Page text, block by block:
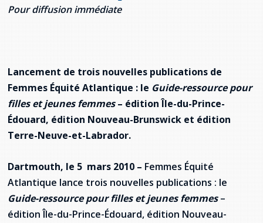
Jeux de la francophonie canadienne
Forum jeunesse pancanadien
Admission au barreau
Ressources documentaires
La Charte canadienne des droits et libertés
Lois fréquemment consultées
Commission des droits de la personne de
Terre-Neuve-et-Labrador
Acheter un véhicule neuf ou d'occasion ou
louer sur le long terme (leasing) un véhicule
neuf
Législation spéciale Covid-19
L'Aide juridique à Terre-Neuve-et-
Labrador
Qu'est-ce que l'Aide juridique ?
Bureaux de l'Aide juridique de Terre-Neuve-
et-Labrador
Répertoire des juristes d'expression
Règlement Quiz RVF 2021
Guide du système de santé à TNL
Santé mentale et dépendances
Société Santé en français (SSF)
Passeport Santé
Répertoire des professionnels de santé
Services en français
Pour diffusion immédiate
Lancement de trois nouvelles publications de
Femmes Équité Atlantique : le Guide-ressource pour
filles et jeunes femmes– édition Île-du-Prince-
Édouard, édition Nouveau-Brunswick et édition
Terre-Neuve-et-Labrador.
Dartmouth, le 5 mars 2010 – Femmes Équité
Atlantique lance trois nouvelles publications : le
Guide-ressource pour filles et jeunes femmes –
édition Île-du-Prince-Édouard, édition Nouveau-